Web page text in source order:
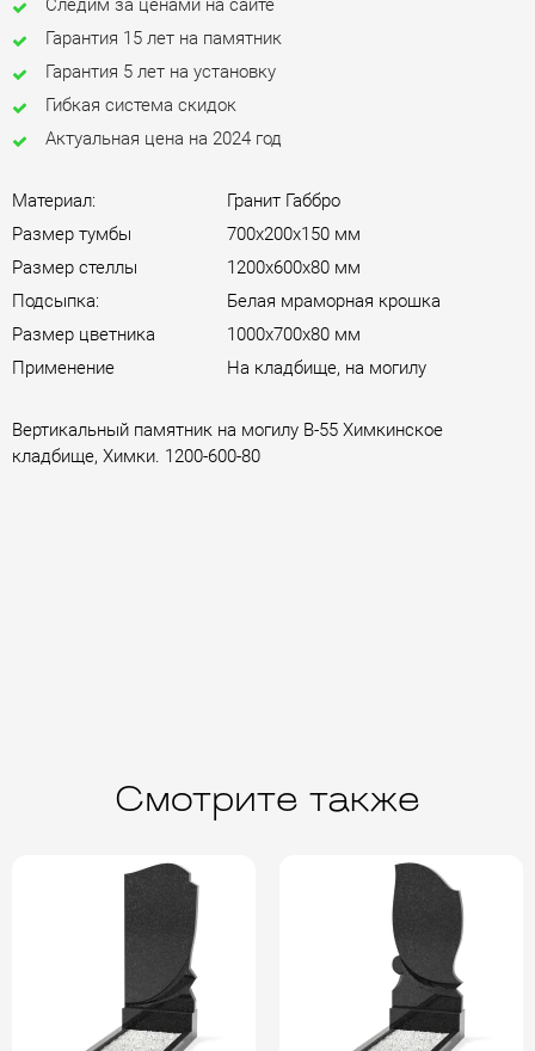
Гарантия 15 лет на памятник
Гарантия 5 лет на установку
Гибкая система скидок
Актуальная цена на 2024 год
Материал:
Гранит Габбро
Размер тумбы
700х200х150 мм
Размер стеллы
1200х600х80 мм
Подсыпка:
Белая мраморная крошка
Размер цветника
1000х700х80 мм
Применение
На кладбище, на могилу
Вертикальный памятник на могилу B-55 Химкинское
кладбище, Химки. 1200-600-80
Смотрите также